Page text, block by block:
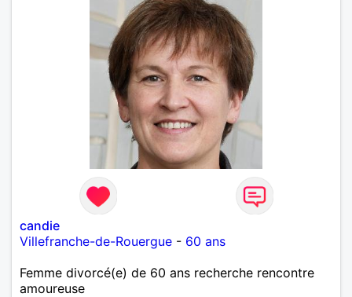
candie
Villefranche-de-Rouergue - 60 ans
Femme divorcé(e) de 60 ans recherche rencontre
amoureuse